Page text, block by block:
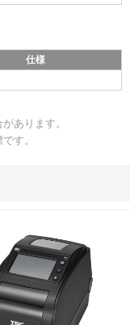
仕様
あります。
す。